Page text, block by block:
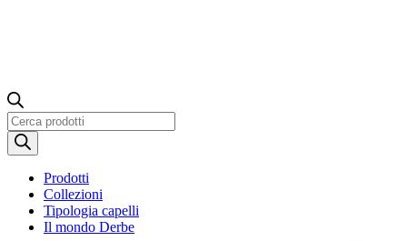
Ricerca
prodotti
Prodotti
Collezioni
Tipologia capelli
Il mondo Derbe